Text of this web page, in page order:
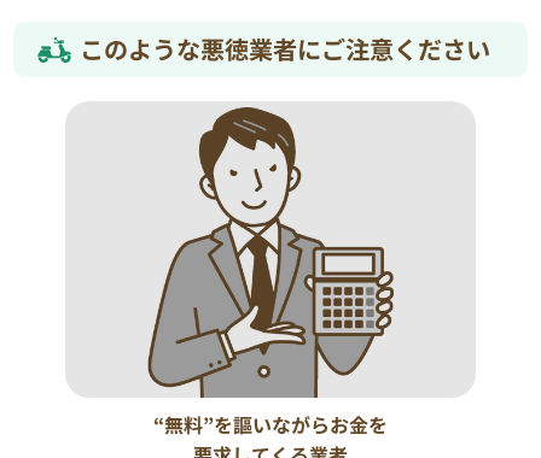
このような悪徳業者にご注意ください
“無料”を謳いながらお金を